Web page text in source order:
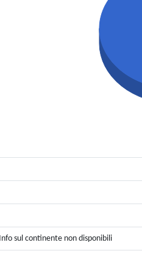
sul continente non disponibili